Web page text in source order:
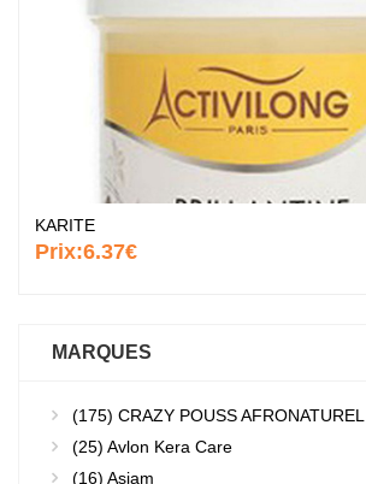
KARITE
Prix:6.37€
MARQUES
(175) CRAZY POUSS AFRONATUREL
(25) Avlon Kera Care
(16) Asiam